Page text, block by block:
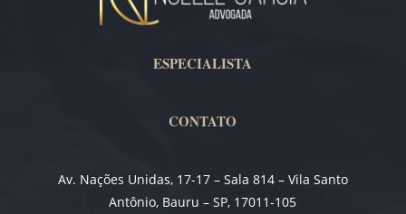
ESPECIALISTA
CONTATO
Av. Nações Unidas, 17-17 – Sala 814 – Vila Santo
Antônio, Bauru – SP, 17011-105